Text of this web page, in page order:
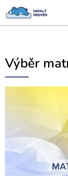
Přejít
Výběr